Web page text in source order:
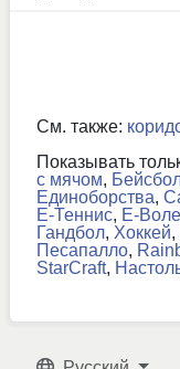
См. также:
Показывать
с мячом,
Единоборства,
Е-Теннис, Е-
Гандбол, Хоккей,
Песапалло,
StarCraft,